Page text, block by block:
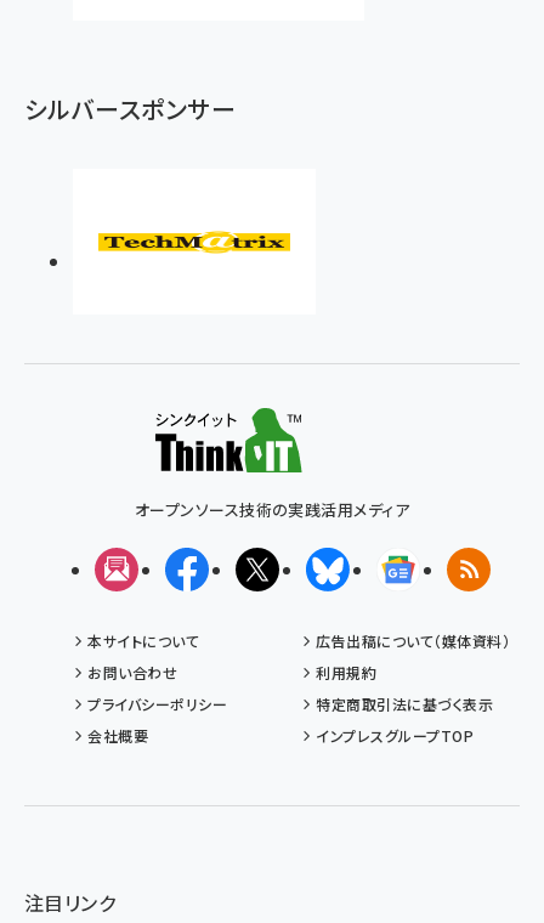
シルバースポンサー
オープンソース技術の実践活用メディア
メルマガFacebookX(エックス)BlueskyGoogleニュ
RSS
本サイトについて
広告出稿について（媒体資料）
お問い合わせ
利用規約
プライバシーポリシー
特定商取引法に基づく表示
会社概要
インプレスグループTOP
注目リンク